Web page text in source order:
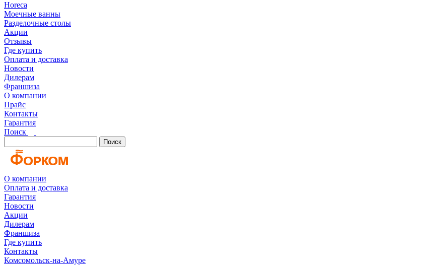
Horeca
Моечные ванны
Разделочные столы
Акции
Отзывы
Где купить
Оплата и доставка
Новости
Дилерам
Франшиза
О компании
Прайс
Контакты
Гарантия
Поиск
Поиск
О компании
Оплата и доставка
Гарантия
Новости
Акции
Дилерам
Франшиза
Где купить
Контакты
Комсомольск-на-Амуре